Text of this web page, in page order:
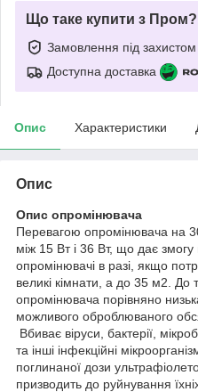
Що таке купити з Пром?
Замовлення під захистом
Доступна доставка
Опис Характеристики
Опис
Опис опромінювача
Перевагою опромінювача на
між 15 Вт і 36 Вт, що дає
опромінювачі в разі, якщо
великі кімнати, а до 35 м2. До
опромінювача порівняно
можливого оброблюваного
Вбиває віруси, бактерії,
та інші інфекційні
поглинаної дози
призводить до руйнування